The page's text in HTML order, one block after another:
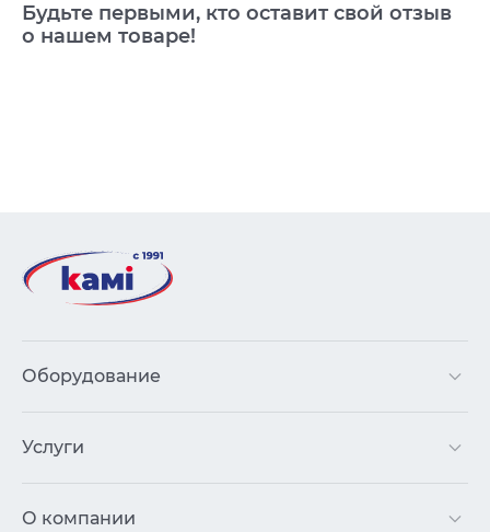
Будьте первыми, кто оставит свой отзыв
о нашем товаре!
Оборудование
Услуги
О компании